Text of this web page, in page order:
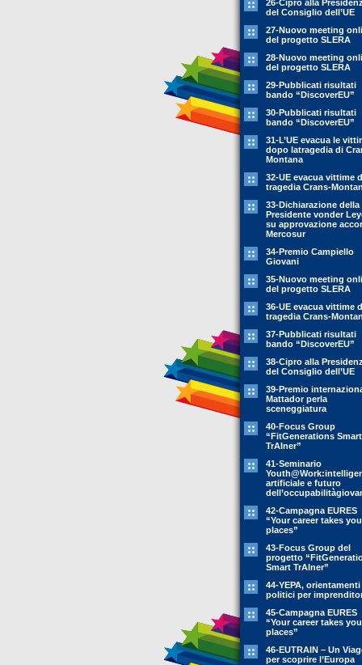
26-Cipro alla
del Consiglio dell’UE
27-Nuovo meeting
del progetto SLERA
28-Nuovo meeting
del progetto SLERA
29-Pubblicati risultati
bando “DiscoverEU”
30-Pubblicati risultati
bando “DiscoverEU”
31-L’UE evacua le
dopo latragedia di
Montana
32-UE evacua vittime
tragedia Crans-
33-Dichiarazione della
Presidente vonder
su approvazione
Mercosur
34-Premio Campiello
Giovani
35-Nuovo meeting
del progetto SLERA
36-UE evacua vittime
tragedia Crans-
37-Pubblicati risultati
bando “DiscoverEU”
38-Cipro alla
del Consiglio dell’UE
39-Premio
Mattador perla
sceneggiatura
40-Focus Group
“FitGenerations Smart
TrAIner”
41-Seminario
artificiale e futuro
42-Campagna EURES
“Your career takes you
places”
43-Focus Group del
progetto
Smart TrAIner”
44-YEPA, orientamenti
politici per
45-Campagna EURES
“Your career takes you
places”
46-EUTRAIN – Un
per scoprire l’Europa